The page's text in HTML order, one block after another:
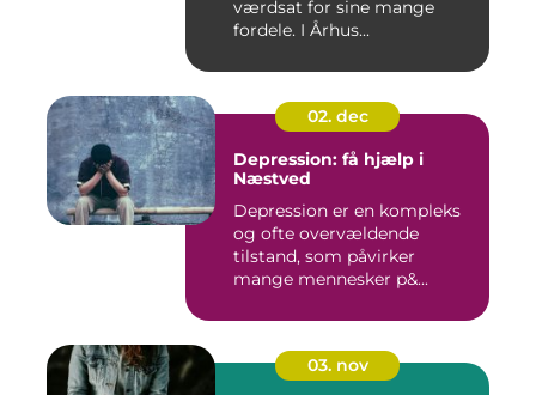
værdsat for sine mange
fordele. I Århus...
02. dec
Depression: få hjælp i
Næstved
Depression er en kompleks
og ofte overvældende
tilstand, som påvirker
mange mennesker p&...
03. nov